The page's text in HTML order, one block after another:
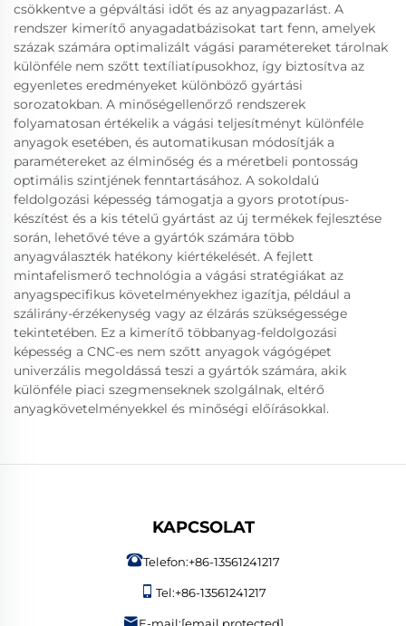
csökkentve a gépváltási időt és az anyagpazarlást. A
rendszer kimerítő anyagadatbázisokat tart fenn, amelyek
százak számára optimalizált vágási paramétereket tárolnak
különféle nem szőtt textíliatípusokhoz, így biztosítva az
egyenletes eredményeket különböző gyártási
sorozatokban. A minőségellenőrző rendszerek
folyamatosan értékelik a vágási teljesítményt különféle
anyagok esetében, és automatikusan módosítják a
paramétereket az élminőség és a méretbeli pontosság
optimális szintjének fenntartásához. A sokoldalú
feldolgozási képesség támogatja a gyors prototípus-
készítést és a kis tételű gyártást az új termékek fejlesztése
során, lehetővé téve a gyártók számára több
anyagválaszték hatékony kiértékelését. A fejlett
mintafelismerő technológia a vágási stratégiákat az
anyagspecifikus követelményekhez igazítja, például a
szálirány-érzékenység vagy az élzárás szükségessége
tekintetében. Ez a kimerítő többanyag-feldolgozási
képesség a CNC-es nem szőtt anyagok vágógépet
univerzális megoldássá teszi a gyártók számára, akik
különféle piaci szegmenseknek szolgálnak, eltérő
anyagkövetelményekkel és minőségi előírásokkal.
KAPCSOLAT
Telefon:+86-13561241217
Tel:+86-13561241217